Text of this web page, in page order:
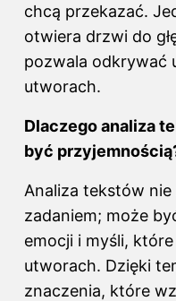
chcą przekazać.
otwiera drzwi do
pozwala odkrywać
utworach.
Dlaczego analiza
być
Analiza tekstów
zadaniem; może
emocji i myśli,
utworach. Dzięki
znaczenia, które